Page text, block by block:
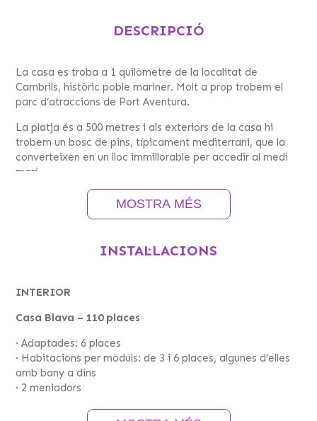
DESCRIPCIÓ
La casa es troba a 1 quilòmetre de la localitat de
Cambrils, històric poble mariner. Molt a prop trobem el
parc d’atraccions de Port Aventura.
La platja és a 500 metres i als exteriors de la casa hi
trobem un bosc de pins, típicament mediterrani, que la
converteixen en un lloc immillorable per accedir al medi
marí.
L’edifici de La Marinada, està situat en un entorn de
COLÒNIES
MOSTRA MÉS
INSTAL·LACIONS
INTERIOR
Casa Blava – 110 places
· Adaptades: 6 places
· Habitacions per mòduls: de 3 i 6 places, algunes d’elles
amb bany a dins
· 2 menjadors